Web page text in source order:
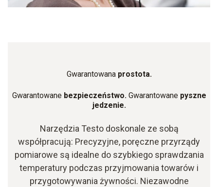
Gwarantowana prostota.
Gwarantowane bezpieczeństwo. Gwarantowane pyszne
jedzenie.
Narzędzia Testo doskonale ze sobą
współpracują: Precyzyjne, poręczne przyrządy
pomiarowe są idealne do szybkiego sprawdzania
temperatury podczas przyjmowania towarów i
przygotowywania żywności. Niezawodne